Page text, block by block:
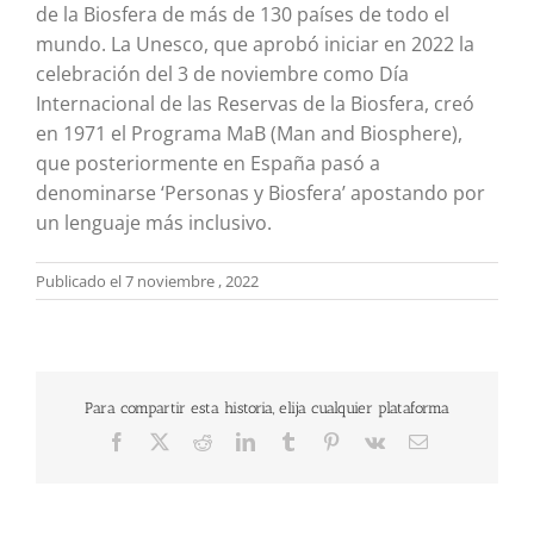
de la Biosfera de más de 130 países de todo el
mundo. La Unesco, que aprobó iniciar en 2022 la
celebración del 3 de noviembre como Día
Internacional de las Reservas de la Biosfera, creó
en 1971 el Programa MaB (Man and Biosphere),
que posteriormente en España pasó a
denominarse ‘Personas y Biosfera’ apostando por
un lenguaje más inclusivo.
Publicado el 7 noviembre , 2022
Para compartir esta historia, elija cualquier plataforma
Facebook RedditLinkedInTumblr Pinterest
Vk
Correo